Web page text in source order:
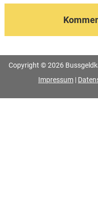
Copyright © 2026
Impressum |